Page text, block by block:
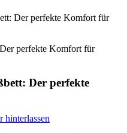
Der perfekte Komfort für
Der perfekte
hinterlassen